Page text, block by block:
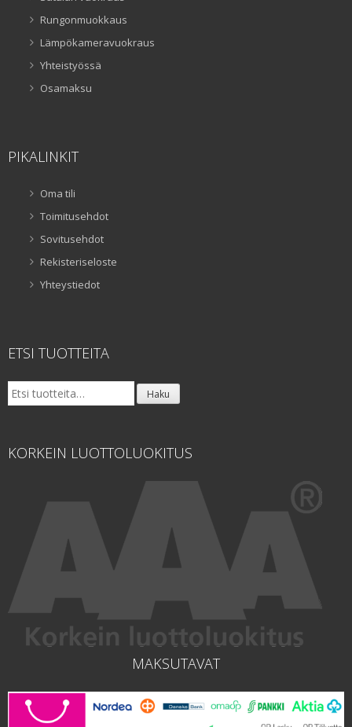
Rungonmuokkaus
Lämpökameravuokraus
Yhteistyössä
Osamaksu
PIKALINKIT
Oma tili
Toimitusehdot
Sovitusehdot
Rekisteriseloste
Yhteystiedot
ETSI TUOTTEITA
Etsi: Haku
KORKEIN LUOTTOLUOKITUS
MAKSUTAVAT